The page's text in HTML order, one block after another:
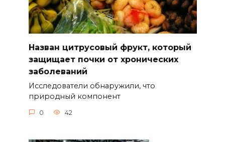
Назван цитрусовый фрукт, который
защищает почки от хронических
заболеваний
Исследователи обнаружили, что
природный компонент
0 42